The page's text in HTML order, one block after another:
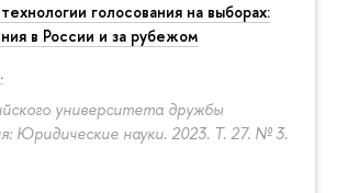
голосования на выборах:
в России и за рубежом
университета дружбы
Юридические науки. 2023. Т. 27. № 3.